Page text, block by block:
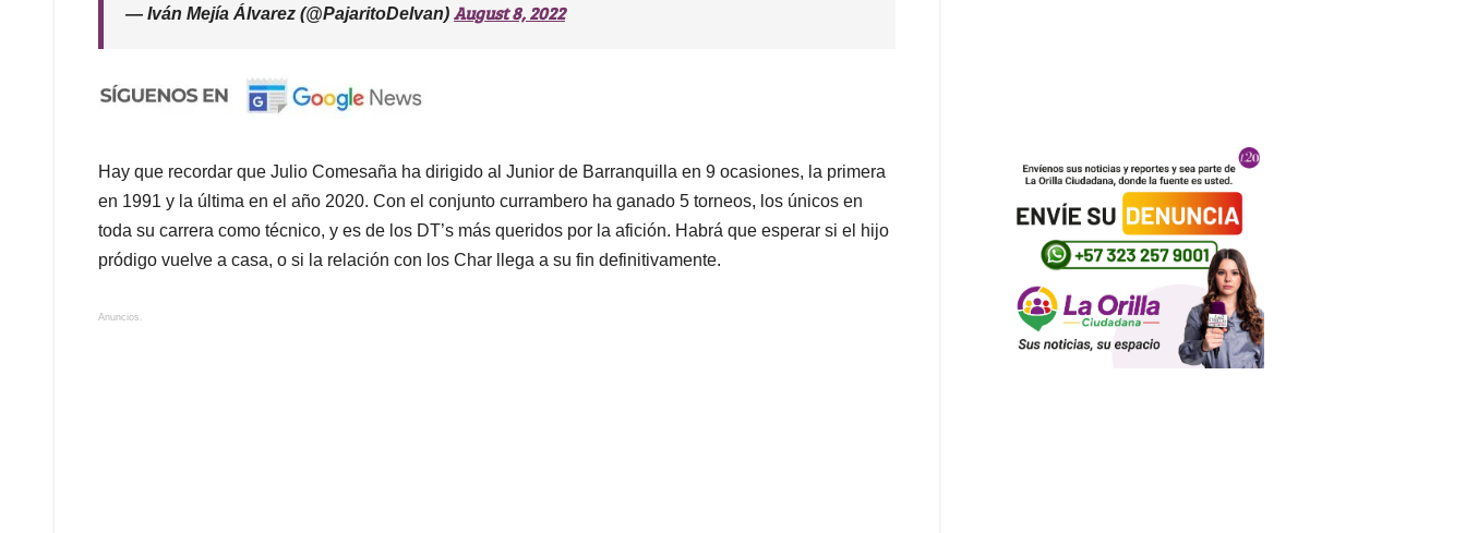
— Iván Mejía Álvarez (@PajaritoDeIvan) August 8, 2022
Hay que recordar que Julio Comesaña ha dirigido al Junior de Barranquilla en 9 ocasiones, la primera
en 1991 y la última en el año 2020. Con el conjunto currambero ha ganado 5 torneos, los únicos en
toda su carrera como técnico, y es de los DT’s más queridos por la afición. Habrá que esperar si el hijo
pródigo vuelve a casa, o si la relación con los Char llega a su fin definitivamente.
Anuncios.